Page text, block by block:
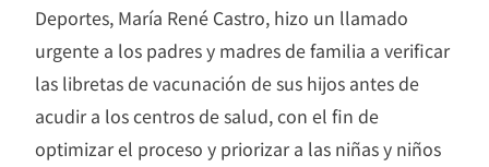
Deportes, María René Castro, hizo un llamado
urgente a los padres y madres de familia a verificar
las libretas de vacunación de sus hijos antes de
acudir a los centros de salud, con el fin de
optimizar el proceso y priorizar a las niñas y niños